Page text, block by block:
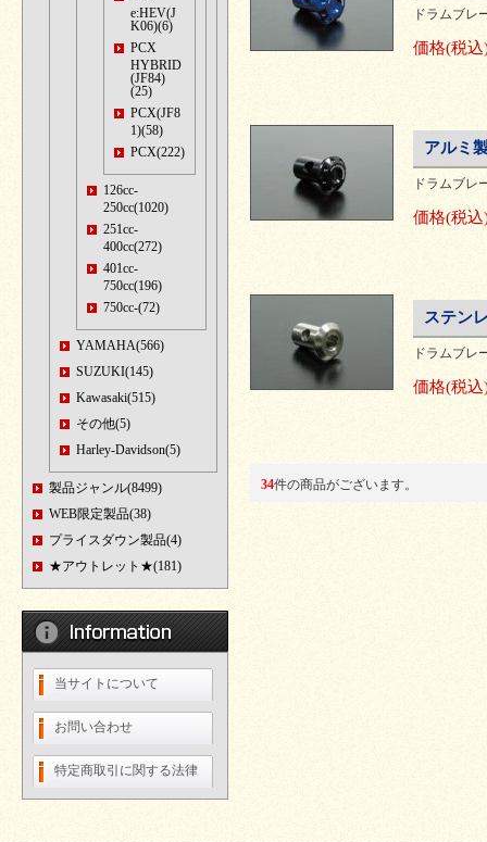
e:HEV(J
K06)(6)
PCX
HYBRID
(JF84)
(25)
PCX(JF8
1)(58)
PCX(222)
126cc-
250cc(1020)
251cc-
400cc(272)
401cc-
750cc(196)
750cc-(72)
YAMAHA(566)
SUZUKI(145)
Kawasaki(515)
その他(5)
Harley-Davidson(5)
製品ジャンル(8499)
WEB限定製品(38)
プライスダウン製品(4)
★アウトレット★(181)
当サイトについて
お問い合わせ
特定商取引に関する法律
ドラムブ
価格(税込
アルミ
ドラムブ
価格(税込
ステン
ドラムブ
価格(税込
34件の商品がございます。